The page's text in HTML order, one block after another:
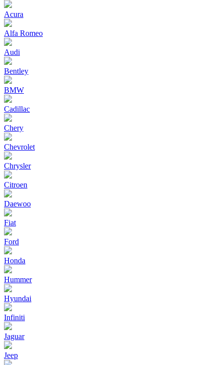
Acura
Alfa Romeo
Audi
Bentley
BMW
Cadillac
Chery
Chevrolet
Chrysler
Citroen
Daewoo
Fiat
Ford
Honda
Hummer
Hyundai
Infiniti
Jaguar
Jeep